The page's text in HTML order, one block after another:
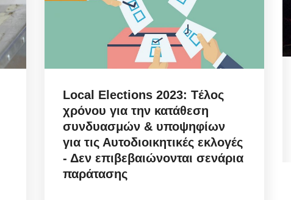
Local Elections 2023: Tέλος
χρόνου για την κατάθεση
συνδυασμών & υποψηφίων
για τις Αυτοδιοικητικές εκλογές
- Δεν επιβεβαιώνονται σενάρια
παράτασης
κομβική ανασυγκρότηση
Διοικήσεων...
Αυγ 7, 2026